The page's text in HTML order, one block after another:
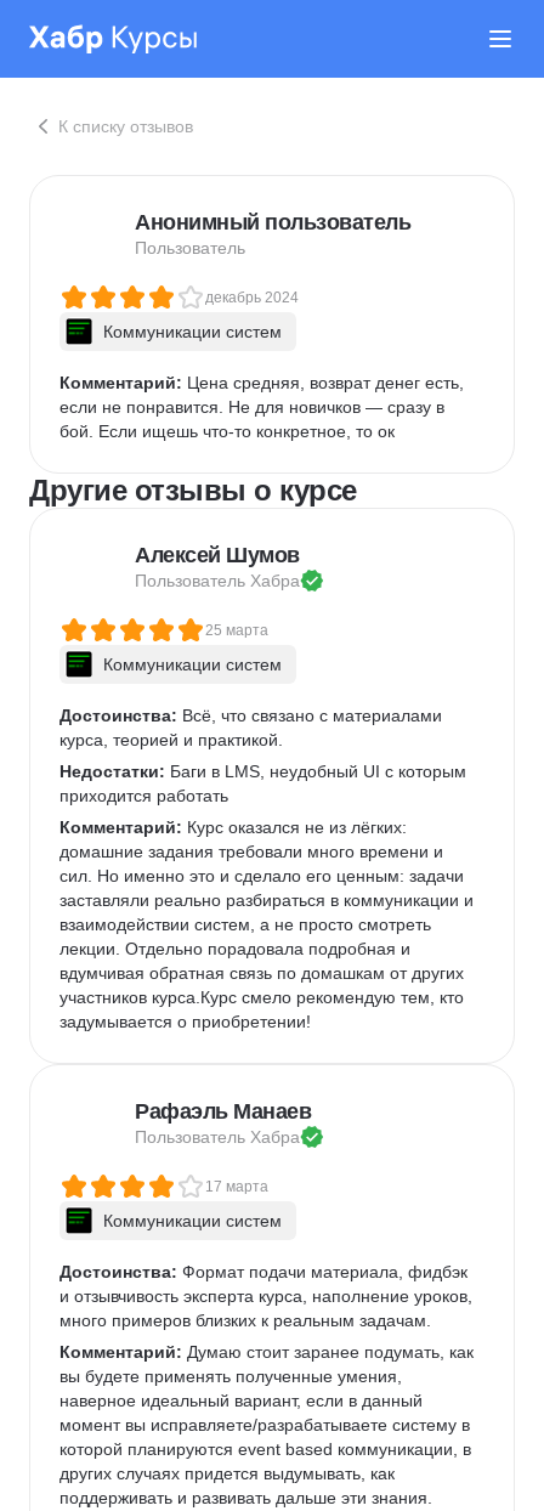
К списку отзывов
Анонимный пользователь
Пользователь
декабрь 2024
Коммуникации систем
Комментарий: Цена средняя, возврат денег есть,
если не понравится. Не для новичков — сразу в
бой. Если ищешь что-то конкретное, то ок
Другие отзывы о курсе
Алексей Шумов
Пользователь Хабра
25 марта
Коммуникации систем
Достоинства: Всё, что связано с материалами
курса, теорией и практикой.
Недостатки: Баги в LMS, неудобный UI с которым
приходится работать
Комментарий: Курс оказался не из лёгких:
домашние задания требовали много времени и
сил. Но именно это и сделало его ценным: задачи
заставляли реально разбираться в коммуникации и
взаимодействии систем, а не просто смотреть
лекции. Отдельно порадовала подробная и
вдумчивая обратная связь по домашкам от других
участников курса.Курс смело рекомендую тем, кто
задумывается о приобретении!
Рафаэль Манаев
Пользователь Хабра
17 марта
Коммуникации систем
Достоинства: Формат подачи материала, фидбэк
и отзывчивость эксперта курса, наполнение уроков,
много примеров близких к реальным задачам.
Комментарий: Думаю стоит заранее подумать, как
вы будете применять полученные умения,
наверное идеальный вариант, если в данный
момент вы исправляете/разрабатываете систему в
которой планируются event based коммуникации, в
других случаях придется выдумывать, как
поддерживать и развивать дальше эти знания.